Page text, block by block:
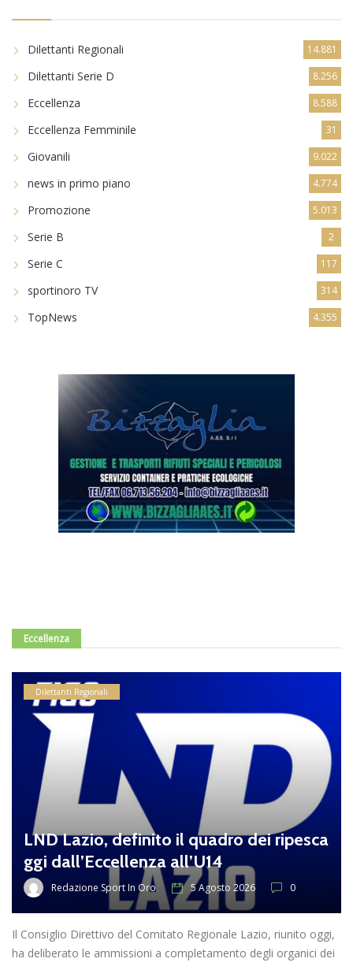
Dilettanti Regionali 14.881
Dilettanti Serie D 8.256
Eccellenza 8.588
Eccellenza Femminile 31
Giovanili 9.022
news in primo piano 4.774
Promozione 5.013
Serie B 2
Serie C 117
sportinoro TV 314
TopNews 4.355
Eccellenza
LND Lazio, definito il quadro dei ripesca
ggi dall’Eccellenza all’U14
Redazione Sport In Oro 5 Agosto 2026 0
Dilettanti Regionali
Il Consiglio Direttivo del Comitato Regionale Lazio, riunito oggi,
ha deliberato le ammissioni a completamento degli organici dei